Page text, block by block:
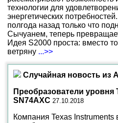
технологии для
энергетических
полгода назад только что
Сычуанем, теперь
Идея S2000 проста: вместо
ветряну ...>>
Случайная новость из
Преобразователи уровня
SN74AXC 27.10.2018
Компания Texas